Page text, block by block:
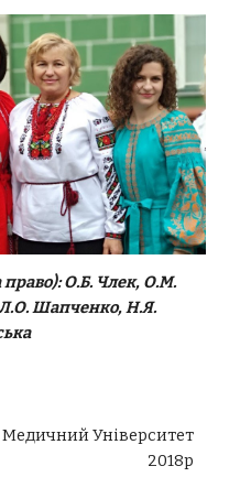
право): О.Б. Члек, О.М.
Шапченко, Н.Я.
Університет
2018р